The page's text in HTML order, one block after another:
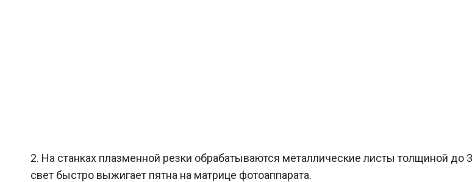
2. На станках плазменной резки обрабатываются металлические листы толщиной
свет быстро выжигает пятна на матрице фотоаппарата.